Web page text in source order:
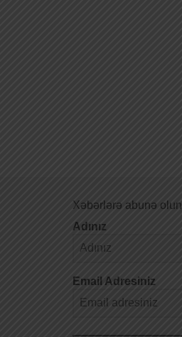
Xəbərlərə abunə olun
Adınız
Email Adresiniz